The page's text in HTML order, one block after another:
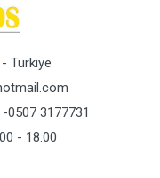
Türkiye
0507 3177731
- 18:00